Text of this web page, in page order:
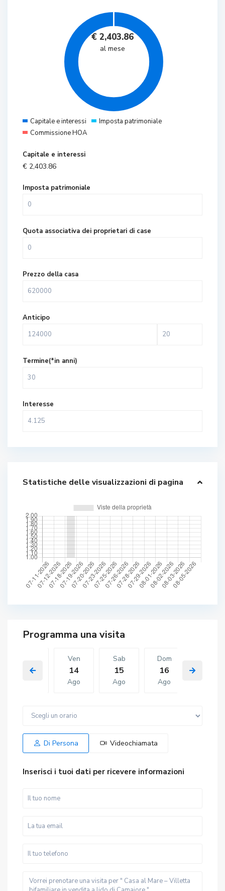
€ 2,403.86
al mese
Capitale e interessi
Imposta patrimoniale
Commissione HOA
Capitale e interessi
€ 2,403.86
Imposta patrimoniale
Quota associativa dei proprietari di case
Prezzo della casa
Anticipo
Termine(*in anni)
Interesse
Statistiche delle visualizzazioni di pagina
13
Ven
14
Ago
Sab
15
Ago
Dom
16
Ago
Sab Dom
Ago
Di Persona Videochiamata
Inserisci i tuoi dati per ricevere informazioni